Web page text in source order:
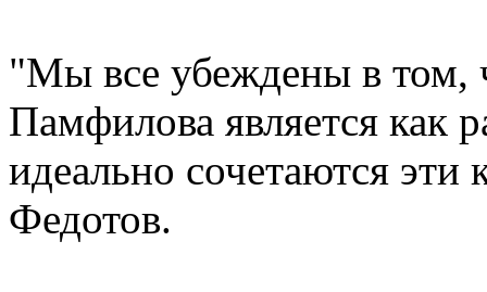
"Мы все убеждены в том,
Памфилова является как
идеально сочетаются
Федотов.